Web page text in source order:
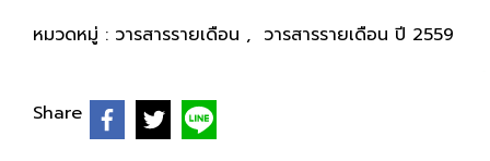
หมวดหมู่ : วารสารรายเดือน , วารสารรายเดือน ปี 2559
Share